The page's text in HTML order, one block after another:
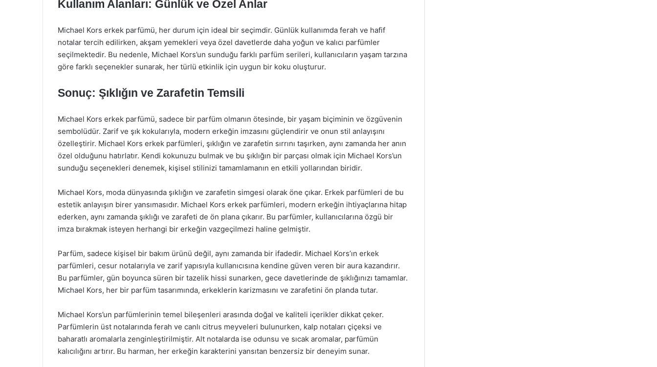
Kullanım Alanları: Günlük ve Özel Anlar
Michael Kors erkek parfümü, her durum için ideal bir seçimdir. Günlük kullanımda ferah ve hafif
notalar tercih edilirken, akşam yemekleri veya özel davetlerde daha yoğun ve kalıcı parfümler
seçilmektedir. Bu nedenle, Michael Kors’un sunduğu farklı parfüm serileri, kullanıcıların yaşam tarzına
göre farklı seçenekler sunarak, her türlü etkinlik için uygun bir koku oluşturur.
Sonuç: Şıklığın ve Zarafetin Temsili
Michael Kors erkek parfümü, sadece bir parfüm olmanın ötesinde, bir yaşam biçiminin ve özgüvenin
sembolüdür. Zarif ve şık kokularıyla, modern erkeğin imzasını güçlendirir ve onun stil anlayışını
özelleştirir. Michael Kors erkek parfümleri, şıklığın ve zarafetin sırrını taşırken, aynı zamanda her anın
özel olduğunu hatırlatır. Kendi kokunuzu bulmak ve bu şıklığın bir parçası olmak için Michael Kors’un
sunduğu seçenekleri denemek, kişisel stilinizi tamamlamanın en etkili yollarından biridir.
Michael Kors, moda dünyasında şıklığın ve zarafetin simgesi olarak öne çıkar. Erkek parfümleri de bu
estetik anlayışın birer yansımasıdır. Michael Kors erkek parfümleri, modern erkeğin ihtiyaçlarına hitap
ederken, aynı zamanda şıklığı ve zarafeti de ön plana çıkarır. Bu parfümler, kullanıcılarına özgü bir
imza bırakmak isteyen herhangi bir erkeğin vazgeçilmezi haline gelmiştir.
Parfüm, sadece kişisel bir bakım ürünü değil, aynı zamanda bir ifadedir. Michael Kors’ın erkek
parfümleri, cesur notalarıyla ve zarif yapısıyla kullanıcısına kendine güven veren bir aura kazandırır.
Bu parfümler, gün boyunca süren bir tazelik hissi sunarken, gece davetlerinde de şıklığınızı tamamlar.
Michael Kors, her bir parfüm tasarımında, erkeklerin karizmasını ve zarafetini ön planda tutar.
Michael Kors’un parfümlerinin temel bileşenleri arasında doğal ve kaliteli içerikler dikkat çeker.
Parfümlerin üst notalarında ferah ve canlı citrus meyveleri bulunurken, kalp notaları çiçeksi ve
baharatlı aromalarla zenginleştirilmiştir. Alt notalarda ise odunsu ve sıcak aromalar, parfümün
kalıcılığını artırır. Bu harman, her erkeğin karakterini yansıtan benzersiz bir deneyim sunar.